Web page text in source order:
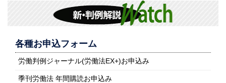
各種お申込フォーム
労働判例ジャーナル(労働法EX+)お申込み
季刊労働法 年間購読お申込み